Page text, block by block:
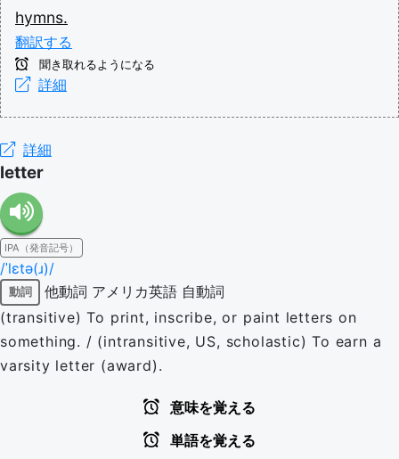
hymns.
翻訳する
聞き取れるようになる
詳細
詳細
letter
IPA（発音記号）
/ˈlɛtə(ɹ)/
動詞 他動詞 アメリカ英語 自動詞
(transitive) To print, inscribe, or paint letters on
something. / (intransitive, US, scholastic) To earn a
varsity letter (award).
意味を覚える
単語を覚える